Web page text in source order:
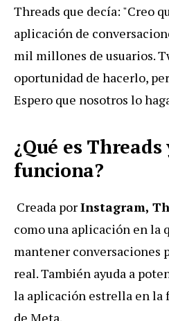
Threads que decía: "Creo
aplicación de
mil millones de usuarios.
oportunidad de hacerlo,
Espero que nosotros lo
¿Qué es Threads
funciona?
Creada porInstagram,
como una aplicación en la
mantener conversaciones
real. También ayuda a
la aplicación estrella en la